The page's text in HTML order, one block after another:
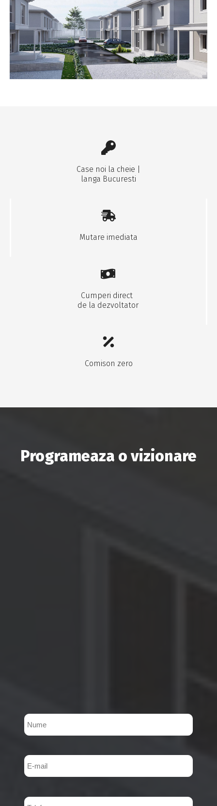
Case noi la cheie |
langa Bucuresti
Mutare imediata
Cumperi direct
de la dezvoltator
Comison zero
Programeaza o vizionare